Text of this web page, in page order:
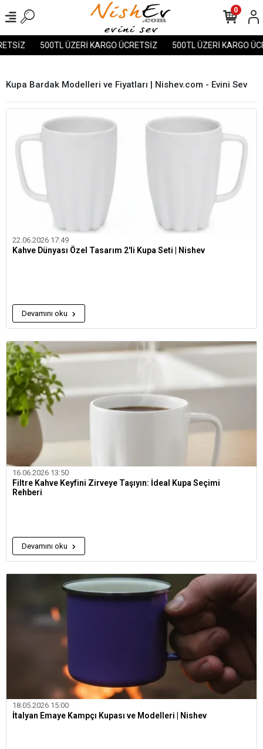
500TL ÜZERİ KARGO ÜCRETSİZ 500TL ÜZERİ KARGO
0
Kupa Bardak Modelleri ve Fiyatları | Nishev.com - Evini Sev
22.06.2026 17:49
Kahve Dünyası Özel Tasarım 2'li Kupa Seti | Nishev
Devamını oku
16.06.2026 13:50
Filtre Kahve Keyfini Zirveye Taşıyın: İdeal Kupa Seçimi
Rehberi
Devamını oku
18.05.2026 15:00
İtalyan Emaye Kampçı Kupası ve Modelleri | Nishev